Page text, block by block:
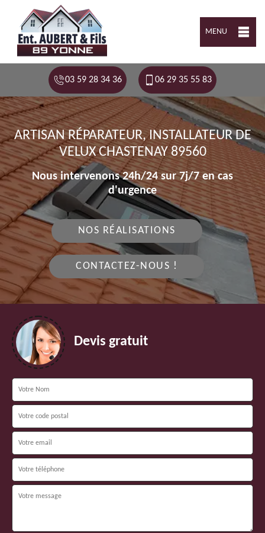
MENU
03 59 28 34 36 06 29 35 55 83
ARTISAN RÉPARATEUR, INSTALLATEUR DE
VELUX CHASTENAY 89560
Nous intervenons 24h/24 sur 7j/7 en cas
d'urgence
NOS RÉALISATIONS
CONTACTEZ-NOUS !
Devis gratuit